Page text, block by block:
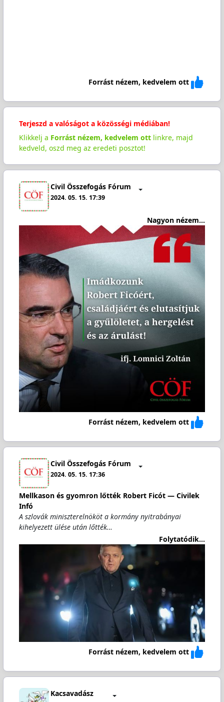
Forrást nézem, kedvelem ott
Terjeszd a valóságot a közösségi médiában!
Klikkelj a Forrást nézem, kedvelem ottlinkre, majd
kedveld, oszd meg az eredeti posztot!
Civil Összefogás Fórum
2024. 05. 15. 17:39
Nagyon nézem...
Forrást nézem, kedvelem ott
Civil Összefogás Fórum
2024. 05. 15. 17:36
Mellkason és gyomron lőtték Robert Ficót — Civilek
Infó
A szlovák miniszterelnököt a kormány nyitrabányai
kihelyezett ülése után lőtték…
Folytatódik...
Forrást nézem, kedvelem ott
Kacsavadász